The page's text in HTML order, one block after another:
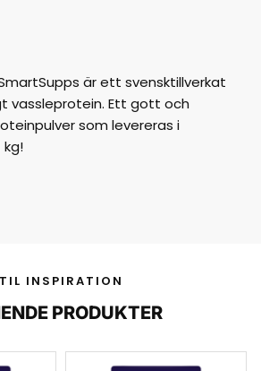
är ett svensktillverkat
vassleprotein. Ett gott och
som levereras i
kg!
TIL INSPIRATION
PRODUKTER